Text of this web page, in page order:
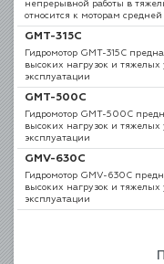
непрерывной работы в
относится к моторам
GMT-315С
Гидромотор GMT-315С
высоких нагрузок и тяжелых
эксплуатации
GMT-500С
Гидромотор GMT-500С
высоких нагрузок и тяжелых
эксплуатации
GMV-630С
Гидромотор GMV-630С
высоких нагрузок и тяжелых
эксплуатации